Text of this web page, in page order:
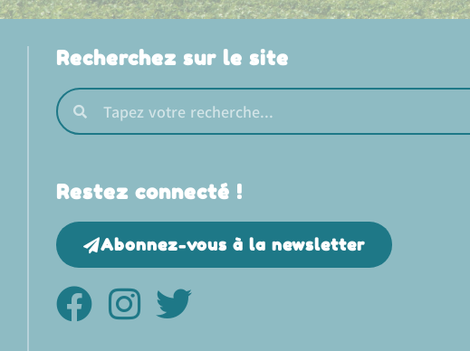
Recherchez sur le site
Restez connecté !
Abonnez-vous à la newsletter